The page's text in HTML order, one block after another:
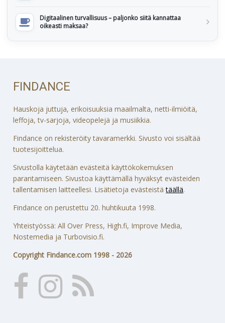
Digitaalinen turvallisuus – paljonko siitä kannattaa
oikeasti maksaa?
FINDANCE
Hauskoja juttuja, erikoisuuksia maailmalta, netti-ilmiöitä,
leffoja, tv-sarjoja, videopelejä ja musiikkia.
Findance on rekisteröity tavaramerkki. Sivusto voi sisältää
tuotesijoittelua.
Sivustolla käytetään evästeitä käyttökokemuksen
parantamiseen. Sivustoa käyttämällä hyväksyt evästeiden
tallentamisen laitteellesi. Lisätietoja evästeistätäällä.
Findance on perustettu 20. huhtikuuta 1998.
Yhteistyössä: All Over Press, High.fi, Improve Media,
Nostemedia ja Turbovisio.fi.
Copyright Findance.com 1998 - 2026